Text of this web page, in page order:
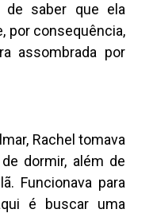
de saber que ela
por consequência,
assombrada por
Rachel tomava
dormir, além de
Funcionava para
é buscar uma